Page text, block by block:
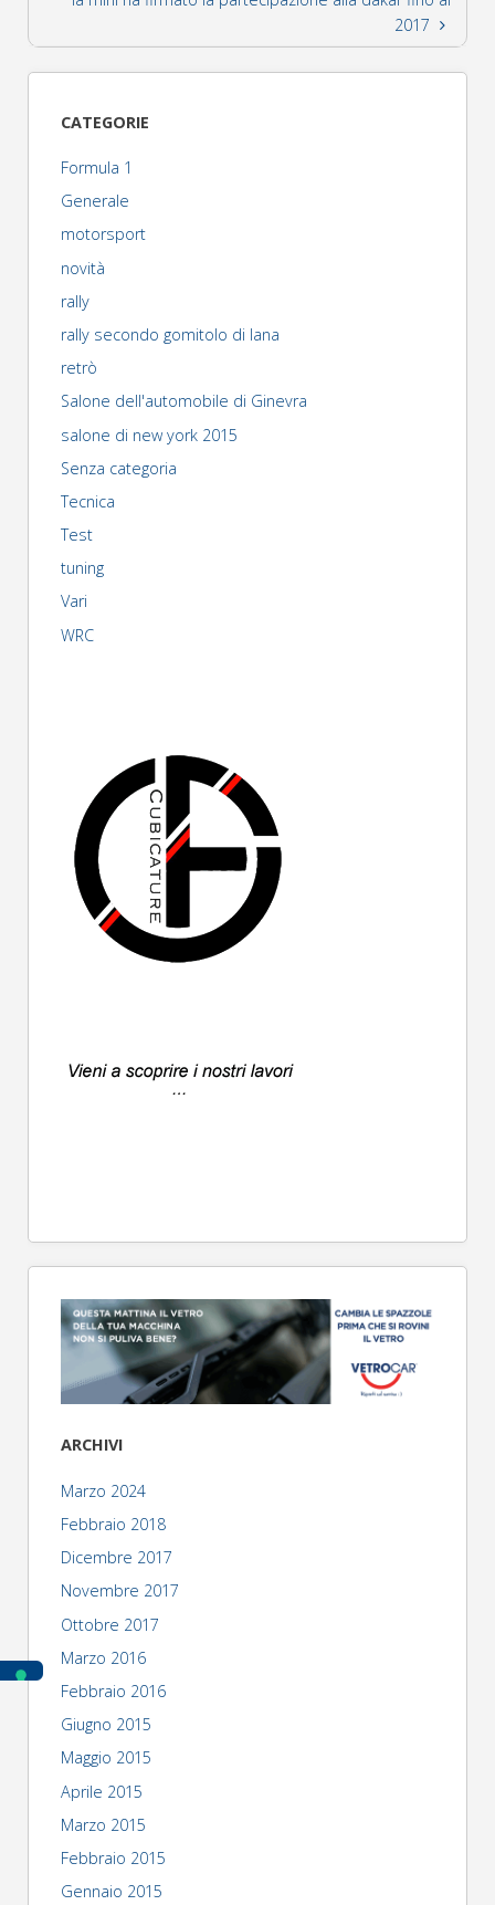
2017
CATEGORIE
Formula 1
Generale
motorsport
novità
rally
rally secondo gomitolo di lana
retrò
Salone dell'automobile di Ginevra
salone di new york 2015
Senza categoria
Tecnica
Test
tuning
Vari
WRC
ARCHIVI
Marzo 2024
Febbraio 2018
Dicembre 2017
Novembre 2017
Ottobre 2017
Marzo 2016
Febbraio 2016
Giugno 2015
Maggio 2015
Aprile 2015
Marzo 2015
Febbraio 2015
Gennaio 2015